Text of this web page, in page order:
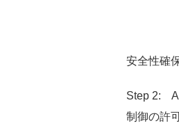
安全性確
Step 2:
制御の許